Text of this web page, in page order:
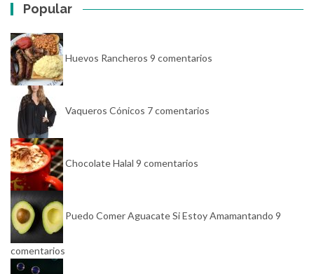
Popular
Huevos Rancheros 9 comentarios
Vaqueros Cónicos 7 comentarios
Chocolate Halal 9 comentarios
Puedo Comer Aguacate Si Estoy Amamantando 9
comentarios